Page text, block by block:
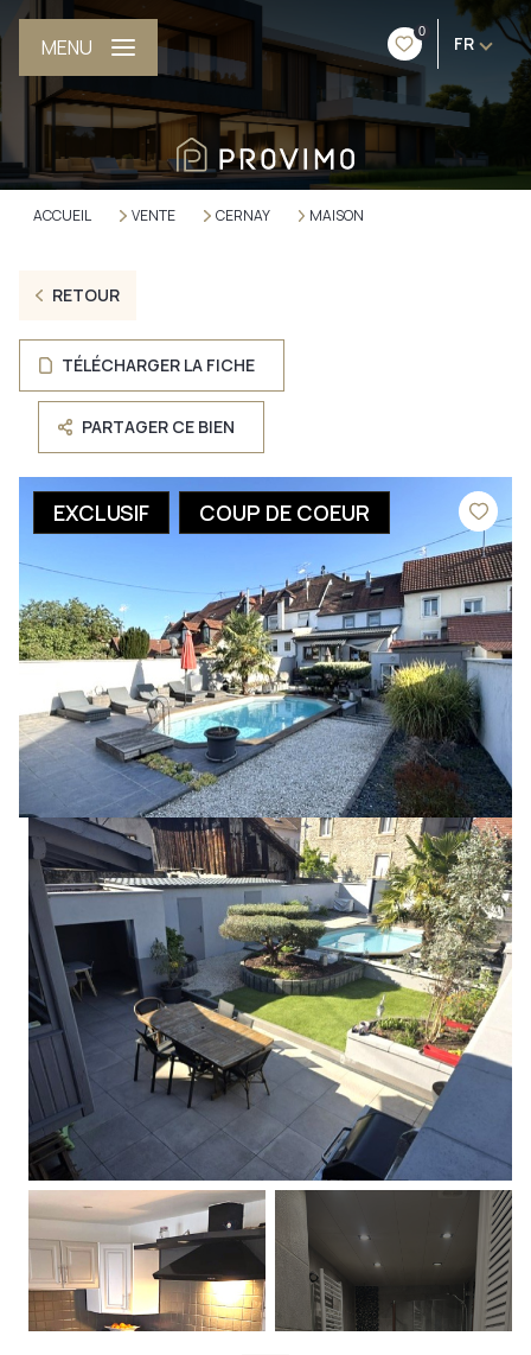
0
FR
MENU
ACCUEIL VENTE CERNAY MAISON
RETOUR
TÉLÉCHARGER LA FICHE
PARTAGER CE BIEN
EXCLUSIF COUP DE COEUR